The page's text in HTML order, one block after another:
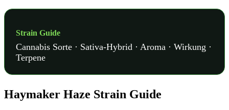
Strain Guide
Cannabis Sorte · Sativa-Hybrid · Aroma · Wirkung ·
Terpene
Haymaker Haze Strain Guide